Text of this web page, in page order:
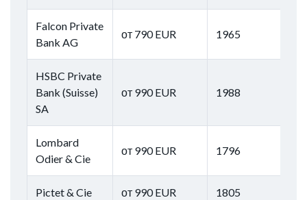
Falcon Private
Bank AG
от 790 EUR 1965
HSBC Private
Bank (Suisse)
SA
от 990 EUR 1988
Lombard
Odier & Cie
от 990 EUR 1796
Pictet & Cie от 990 EUR 1805